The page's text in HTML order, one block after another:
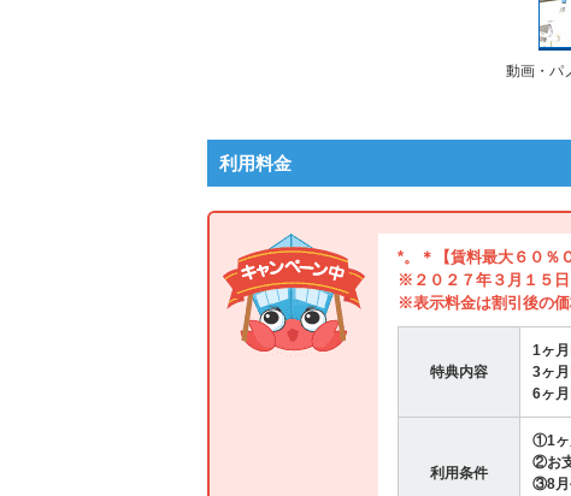
動画・パ
利用料金
*。＊【賃料最大６０％
※２０２７年３月１５日
※表示料金は割引後の価
特典内容
1ヶ
3ヶ
6ヶ
利用条件
①1ヶ
②お
③8月